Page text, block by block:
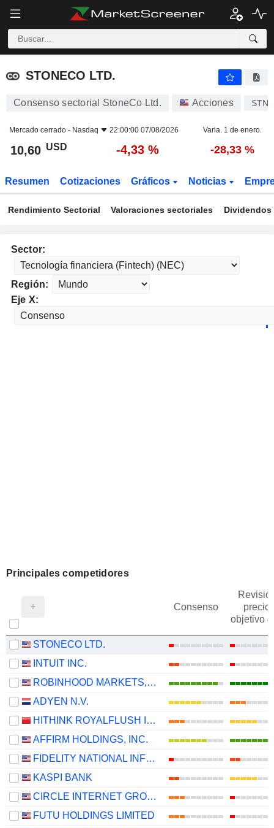
STONECO LTD. -4,33 %
STONECO LTD.
Consenso sectorial StoneCo Ltd. Acciones STNE
Mercado cerrado - Nasdaq 22:00:00 07/08/2026 Varia. 1 de enero.
10,60 USD -4,33 % -28,33 %
Resumen Cotizaciones Gráficos Noticias
Rendimiento Sectorial Valoraciones sectoriales
Sector:
Región:
Eje X:
Principales competidores
Consenso
precio
objetivo
STONECO LTD.
INTUIT INC.
ROBINHOOD MARKETS, INC.
ADYEN N.V.
HITHINK ROYALFLUSH INFORMATION NETWORK CO., LTD.
AFFIRM HOLDINGS, INC.
FIDELITY NATIONAL INFORMATION SERVICES, INC.
KASPI BANK
CIRCLE INTERNET GROUP, INC.
FUTU HOLDINGS LIMITED